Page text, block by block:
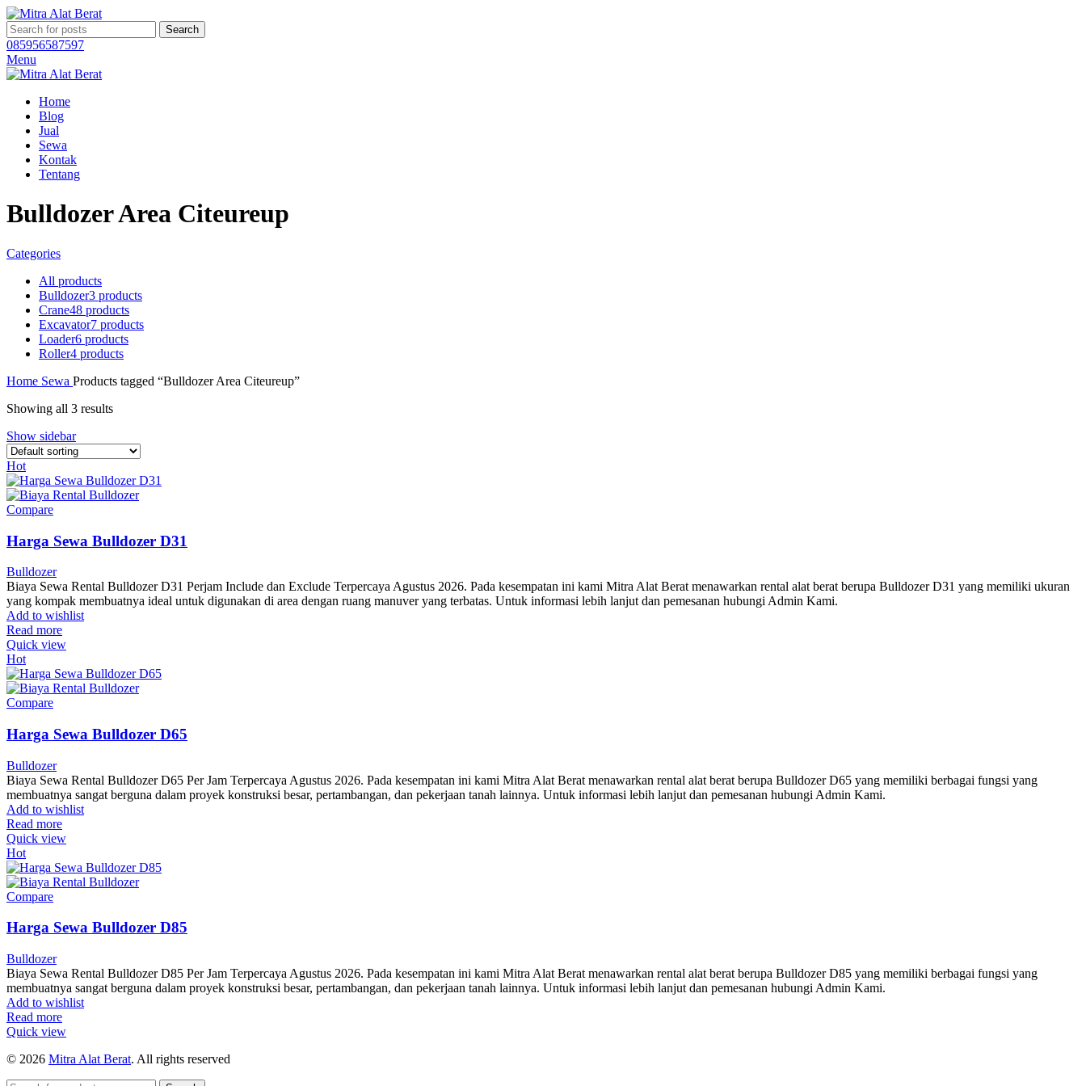
Search
085956587597
Menu
Home
Blog
Jual
Sewa
Kontak
Tentang
Bulldozer Area Citeureup
Categories
All products
Bulldozer3 products
Crane48 products
Excavator7 products
Loader6 products
Roller4 products
Home Sewa Products tagged “Bulldozer Area Citeureup”
Showing all 3 results
Show sidebar
Hot
Compare
Harga Sewa Bulldozer D31
Bulldozer
Biaya Sewa Rental Bulldozer D31 Perjam Include dan Exclude Terpercaya Agustus 2026. Pada kesempatan ini kami Mitra Alat Berat menawarkan rental alat berat berupa Bulldozer D31 yang memiliki ukuran
yang kompak membuatnya ideal untuk digunakan di area dengan ruang manuver yang terbatas. Untuk informasi lebih lanjut dan pemesanan hubungi Admin Kami.
Add to wishlist
Read more
Quick view
Hot
Compare
Harga Sewa Bulldozer D65
Bulldozer
Biaya Sewa Rental Bulldozer D65 Per Jam Terpercaya Agustus 2026. Pada kesempatan ini kami Mitra Alat Berat menawarkan rental alat berat berupa Bulldozer D65 yang memiliki berbagai fungsi yang
membuatnya sangat berguna dalam proyek konstruksi besar, pertambangan, dan pekerjaan tanah lainnya. Untuk informasi lebih lanjut dan pemesanan hubungi Admin Kami.
Add to wishlist
Read more
Quick view
Hot
Compare
Harga Sewa Bulldozer D85
Bulldozer
Biaya Sewa Rental Bulldozer D85 Per Jam Terpercaya Agustus 2026. Pada kesempatan ini kami Mitra Alat Berat menawarkan rental alat berat berupa Bulldozer D85 yang memiliki berbagai fungsi yang
membuatnya sangat berguna dalam proyek konstruksi besar, pertambangan, dan pekerjaan tanah lainnya. Untuk informasi lebih lanjut dan pemesanan hubungi Admin Kami.
Add to wishlist
Read more
Quick view
© 2026 Mitra Alat Berat. All rights reserved